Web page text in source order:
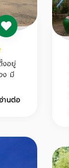
งอยู่
ง มี
านต่อ